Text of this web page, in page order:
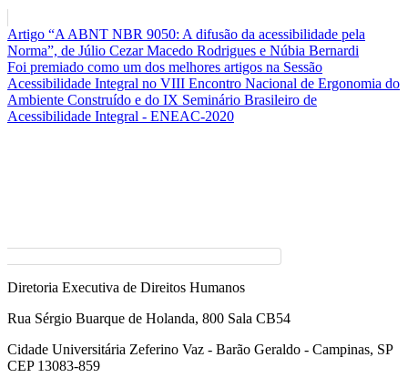
Artigo “A ABNT NBR 9050: A difusão da acessibilidade pela
Norma”, de Júlio Cezar Macedo Rodrigues e Núbia Bernardi
Foi premiado como um dos melhores artigos na Sessão
Acessibilidade Integral no VIII Encontro Nacional de Ergonomia do
Ambiente Construído e do IX Seminário Brasileiro de
Acessibilidade Integral - ENEAC-2020
Diretoria Executiva de Direitos Humanos
Rua Sérgio Buarque de Holanda, 800 Sala CB54
Cidade Universitária Zeferino Vaz - Barão Geraldo - Campinas, SP
CEP 13083-859